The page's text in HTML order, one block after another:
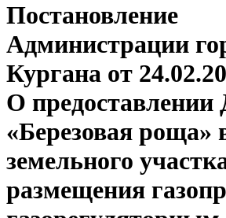
Постановление
Администрации
Кургана от
О
«Березовая роща»
земельного
размещения